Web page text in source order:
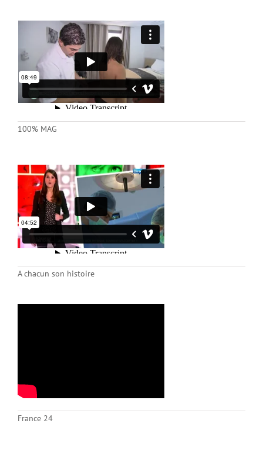
100% MAG
A chacun son histoire
France 24